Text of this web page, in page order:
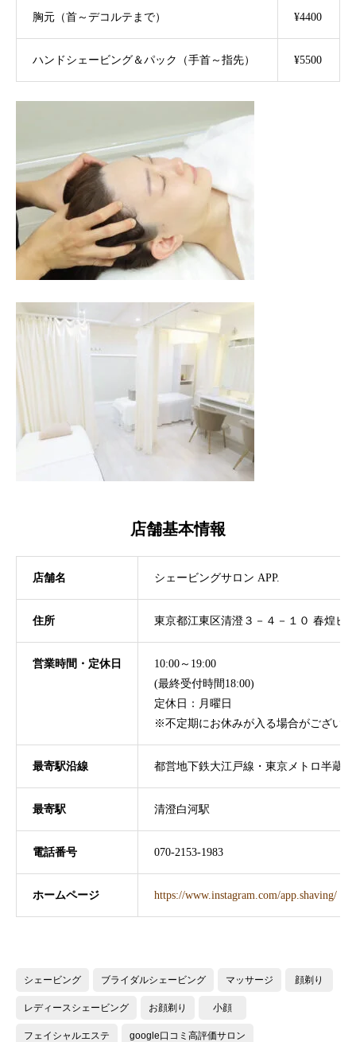
胸元（首～デコルテまで） ¥4400
ハンドシェービング＆パック（手首～指先） ¥5500
店舗基本情報
店舗名 シェービングサロン APP.
住所 東京都江東区清澄３－４－１０ 春煌ビ
営業時間・定休日
10:00～19:00
(最終受付時間18:00)
定休日：月曜日
※不定期にお休みが入る場合がござい
最寄駅沿線 都営地下鉄大江戸線・東京メトロ半蔵
最寄駅 清澄白河駅
電話番号 070-2153-1983
ホームページ https://www.instagram.com/app.shaving/
シェービング ブライダルシェービング マッサージ 顔剃り
レディースシェービング お顔剃り 小顔
フェイシャルエステ google口コミ高評価サロン